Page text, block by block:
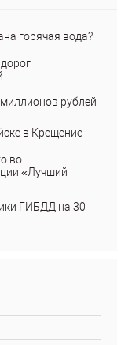
горячая вода?
рублей
в Крещение
во
«Лучший
ГИБДД на 30